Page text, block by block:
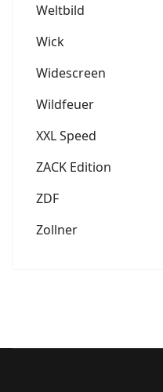
Weltbild
Wick
Widescreen
Wildfeuer
XXL Speed
ZACK Edition
ZDF
Zollner